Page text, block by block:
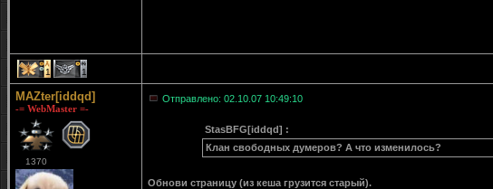
1 1
MAZter[iddqd]
-= WebMaster =-
1370
Отправлено: 02.10.07 10:49:10
StasBFG[iddqd] :
Клан свободных думеров? А что изменилось?
Обнови страницу (из кеша грузится старый).